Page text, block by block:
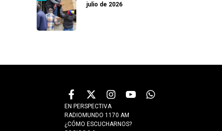
julio de 2026
EN PERSPECTIVA
RADIOMUNDO 1170 AM
¿CÓMO ESCUCHARNOS?